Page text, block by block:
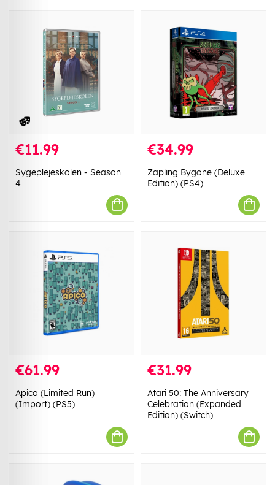
€11.99
Sygeplejeskolen - Season
4
€34.99
Zapling Bygone (Deluxe
Edition) (PS4)
€61.99
Apico (Limited Run)
(Import) (PS5)
€31.99
Atari 50: The Anniversary
Celebration (Expanded
Edition) (Switch)